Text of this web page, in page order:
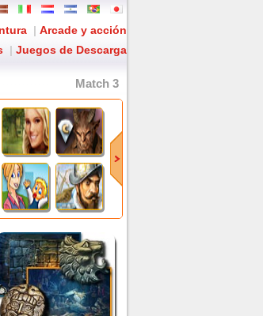
| Arcade y acción
| Juegos de Descarga
Match 3